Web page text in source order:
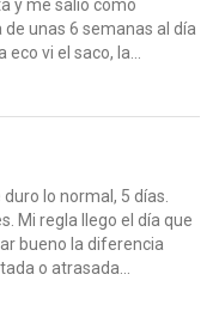
y me salio como
unas 6 semanas al día
vi el saco, la...
lo normal, 5 días.
Mi regla llego el día que
bueno la diferencia
o atrasada...